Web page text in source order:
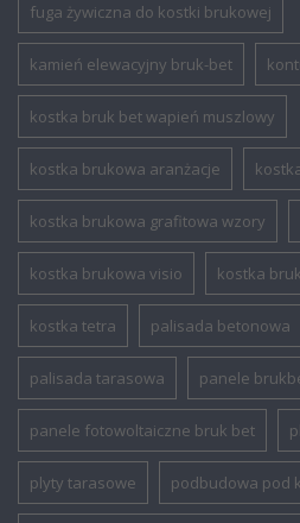
fuga żywiczna do kostki brukowej
kamień elewacyjny bruk-bet
kostka bruk bet wapień muszlowy
kostka brukowa aranżacje
kostka brukowa grafitowa wzory
kostka brukowa visio kostka
kostka tetra palisada betonowa
palisada tarasowa panele
panele fotowoltaiczne bruk bet
plyty tarasowe podbudowa pod